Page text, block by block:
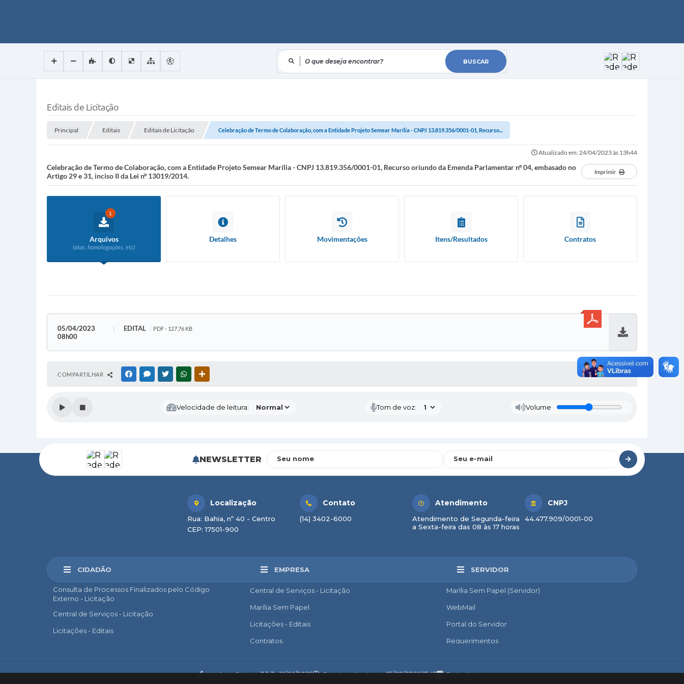
Editais de Licitação
Principal Editais Editais de Licitação Celebração de Termo de Colaboração, com a Entidade Projeto Semear Marília - CNPJ 13.819.356/0001-01, Recurso...
Atualizado em: 24/04/2023 às 13h44
Celebração de Termo de Colaboração, com a Entidade Projeto Semear Marília - CNPJ 13.819.356/0001-01, Recurso oriundo da Emenda Parlamentar nº 04, embasado no
Artigo 29 e 31, inciso II da Lei nº 13019/2014.
Imprimir
1
Arquivos
(atas, homologações, etc)
Detalhes Movimentações Itens/Resultados Contratos
05/04/2023
08h00
EDITAL PDF - 127,76 KB
COMPARTILHAR FACEBOOKMESSENGER
TWITTERWHATSAPP
Velocidade de leitura: Tom de voz: Volume
NEWSLETTER Seu nome Seu e-mail
CIDADÃO
Consulta de Processos Finalizados pelo Código
Externo - Licitação
Central de Serviços - Licitação
Licitações - Editais
EMPRESA
Central de Serviços - Licitação
Marília Sem Papel
Licitações - Editais
Contratos
Diário Oficial
SERVIDOR
Marília Sem Papel (Servidor)
WebMail
Portal do Servidor
Requerimentos
Consignado
Localização
Rua: Bahia, nº 40 - Centro
CEP: 17501-900
Contato
(14) 3402-6000
Atendimento
Atendimento de Segunda-feira
a Sexta-feira das 08 às 17 horas
CNPJ
44.477.909/0001-00
Versão do Sistema:3.5.3 - 19/06/2026 Portal atualizado em:05/08/2026 17:47 Dados Abertos